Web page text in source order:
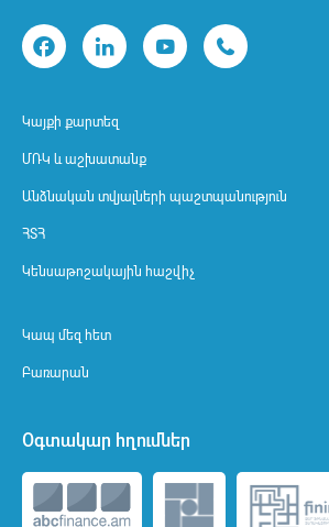
Կայքի քարտեզ
ՄՌԿ և աշխատանք
Անձնական տվյալների պաշտպանություն
ՀՏՀ
Կենսաթոշակային հաշվիչ
Կապ մեզ հետ
Բառարան
Օգտակար հղումներ